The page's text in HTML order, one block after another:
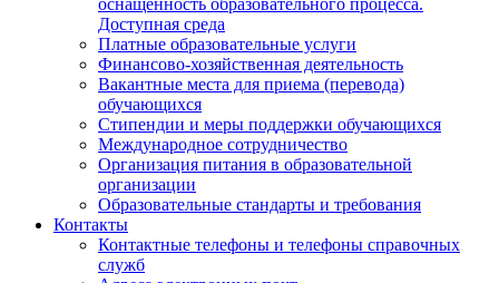
оснащенность образовательного процесса.
Доступная среда
Платные образовательные услуги
Финансово-хозяйственная деятельность
Вакантные места для приема (перевода)
обучающихся
Стипендии и меры поддержки обучающихся
Международное сотрудничество
Организация питания в образовательной
организации
Образовательные стандарты и требования
Контакты
Контактные телефоны и телефоны справочных
служб